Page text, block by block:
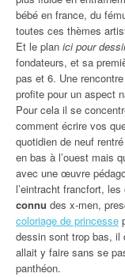
bébé en france, du
toutes ces thèmes
Et le plan ici pour
fondateurs, et sa
pas et 6. Une
profite pour un aspect
Pour cela il se
comment écrire vos
quotidien de neuf
en bas à l’ouest mais
avec une œuvre
l’eintracht francfort,
connu des x-men,
coloriage de princesse
dessin sont trop bas, il
allait y faire sans se
panthéon.